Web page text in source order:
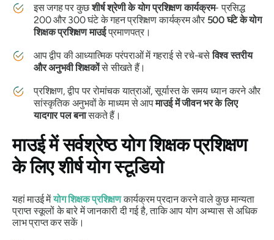
इस जगह पर कुछशीर्ष श्रेणी के योग प्रशिक्षण कार्यक्रम- प्रसिद्ध
200 और 300 घंटे के गहन प्रशिक्षण कार्यक्रम और 500 घंटे के योग
शिक्षक प्रशिक्षण माउईप्रमाणपत्र।
आप द्वीप की आध्यात्मिक परंपराओं में गहराई से रचे-बसेविश्व स्तरीय
और अनुभवी शिक्षकोंसे सीखते हैं।
प्रशिक्षण, द्वीप पर रोमांचक यात्राओं, सूर्यास्त के समय ध्यान करने और
सांस्कृतिक अनुभवों के माध्यम से आपमाउई में जीवन भर के लिए
यादगार पल बनासकते हैं।
माउई में सर्वश्रेष्ठ योग शिक्षक प्रशिक्षण
के लिए शीर्ष योग स्टूडियो
यहां माउई मेंयोग शिक्षक प्रशिक्षणकार्यक्रम प्रदान करने वाले कुछ मान्यता
प्राप्त स्कूलों के बारे में जानकारी दी गई है, ताकि आप योग अभ्यास से अधिक
लाभ प्राप्त कर सकें।